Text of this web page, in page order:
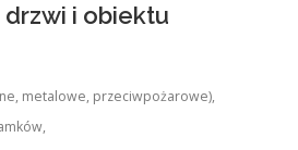
drzwi i obiektu
metalowe, przeciwpożarowe),